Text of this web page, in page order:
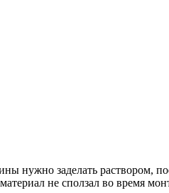
нужно заделать раствором,
не сползал во время